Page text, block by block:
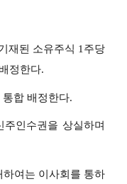
재된 소유주식 1주당
정한다.
합 배정한다.
인수권을 상실하며
여는 이사회를 통하